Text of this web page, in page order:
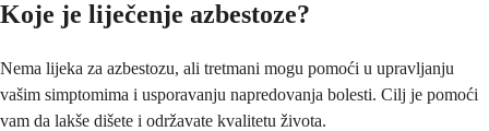
Koje je liječenje azbestoze?
Nema lijeka za azbestozu, ali tretmani mogu pomoći u upravljanju
vašim simptomima i usporavanju napredovanja bolesti. Cilj je pomoći
vam da lakše dišete i održavate kvalitetu života.